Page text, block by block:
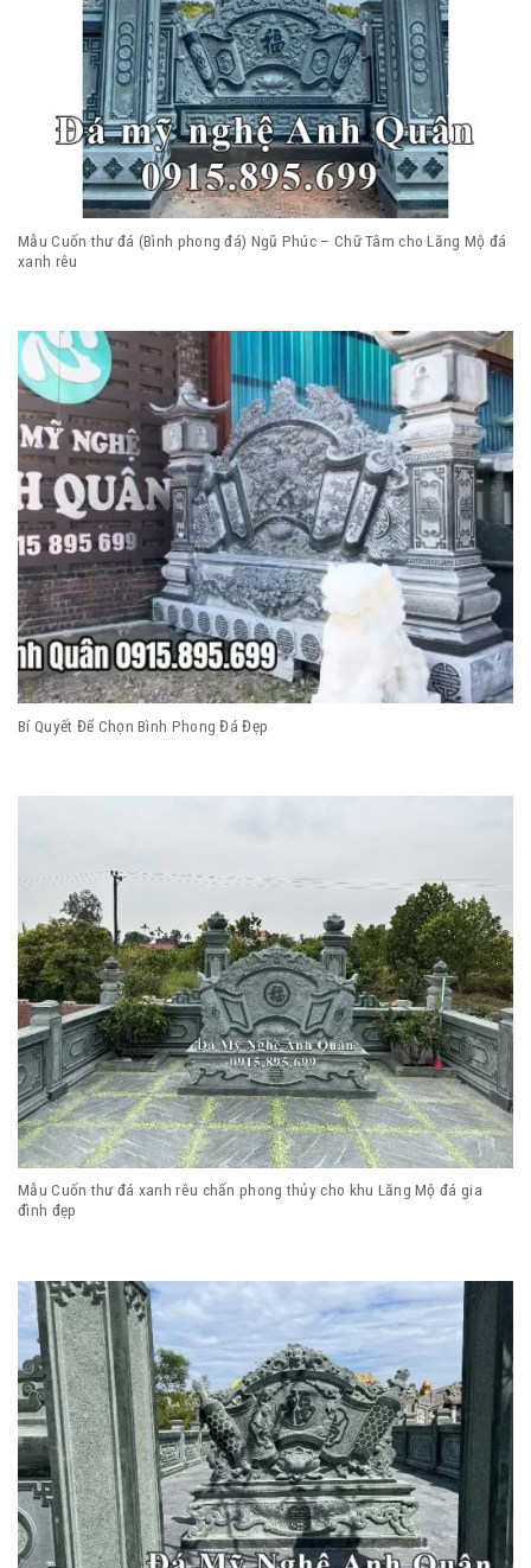
Mẫu Cuốn thư đá (Bình phong đá) Ngũ Phúc – Chữ Tâm cho Lăng Mộ đá
xanh rêu
Bí Quyết Để Chọn Bình Phong Đá Đẹp
Mẫu Cuốn thư đá xanh rêu chấn phong thủy cho khu Lăng Mộ đá gia
đình đẹp